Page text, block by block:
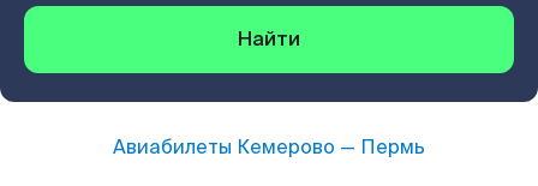
Найти
Авиабилеты Кемерово — Пермь